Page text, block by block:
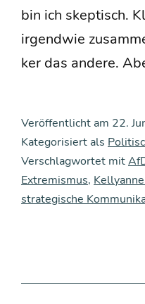
bin ich skep­tisch.
irgend­wie
ker das ande­re.
Veröffentlicht am 22.
Kategorisiert als
Verschlagwortet mit
Extremismus,
strategische